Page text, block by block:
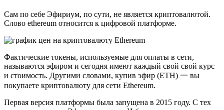
Сам по себе Эфириум, по сути, не является криптовалютой.
Слово ethereum относится к цифровой платформе.
Фактические токены, используемые для оплаты в сети,
называются эфиром и сегодня имеют каждый свой свой курс
и стоимость. Другими словами, купив эфир (ETH) 一 вы
покупаете криптовалюту для сети Ethereum.
Первая версия платформы была запущена в 2015 году. С тех